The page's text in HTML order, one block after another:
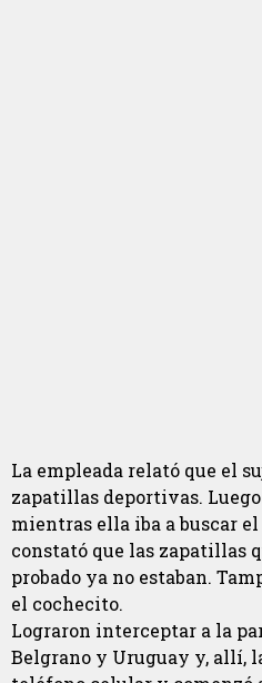
La empleada relató que el
zapatillas deportivas.
mientras ella iba a buscar
constató que las zapatillas
probado ya no estaban.
el cochecito.
Lograron interceptar a la
Belgrano y Uruguay y, allí,